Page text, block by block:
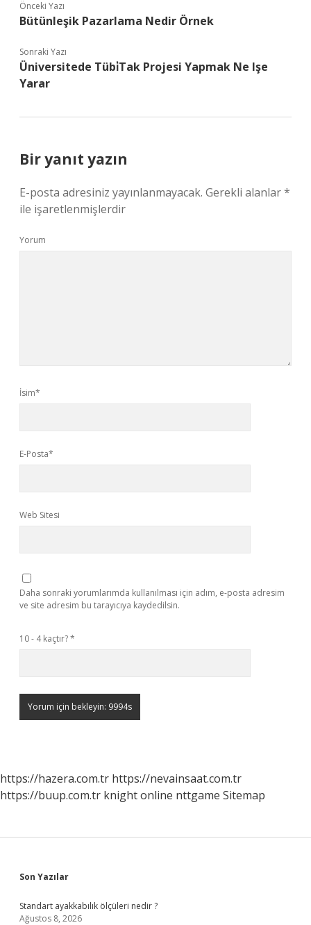
Önceki Yazı
Bütünleşik Pazarlama Nedir Örnek
Sonraki Yazı
Üniversitede Tübi̇Tak Projesi Yapmak Ne Işe
Yarar
Bir yanıt yazın
E-posta adresiniz yayınlanmayacak. Gerekli alanlar*
ile işaretlenmişlerdir
Yorum
İsim*
E-Posta*
Web Sitesi
Daha sonraki yorumlarımda kullanılması için adım, e-posta adresim
ve site adresim bu tarayıcıya kaydedilsin.
10 - 4 kaçtır?*
https://hazera.com.tr https://nevainsaat.com.tr
https://buup.com.tr knight online nttgame Sitemap
Sidebar
Son Yazılar
Standart ayakkabılık ölçüleri nedir ?
Ağustos 8, 2026